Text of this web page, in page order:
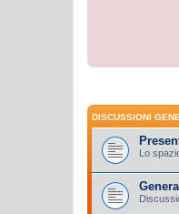
DISCUSSIONI
Lo